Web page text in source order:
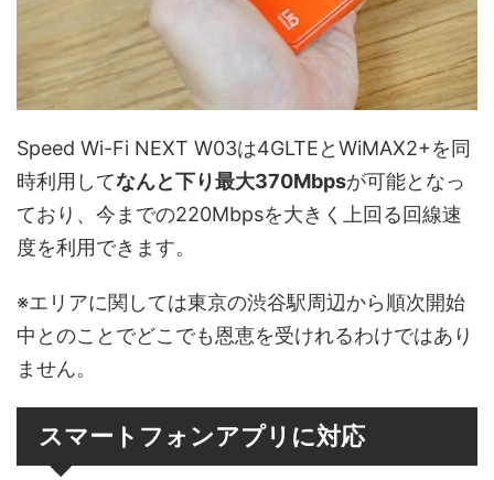
Speed Wi-Fi NEXT W03は4GLTEとWiMAX2+を同
時利用してなんと下り最大370Mbpsが可能となっ
ており、今までの220Mbpsを大きく上回る回線速
度を利用できます。
※エリアに関しては東京の渋谷駅周辺から順次開始
中とのことでどこでも恩恵を受けれるわけではあり
ません。
スマートフォンアプリに対応